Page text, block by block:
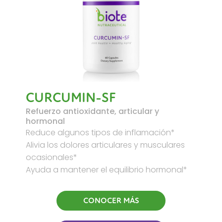
CURCUMIN-SF
Refuerzo antioxidante, articular y
hormonal
Reduce algunos tipos de inflamación*
Alivia los dolores articulares y musculares
ocasionales*
Ayuda a mantener el equilibrio hormonal*
CONOCER MÁS